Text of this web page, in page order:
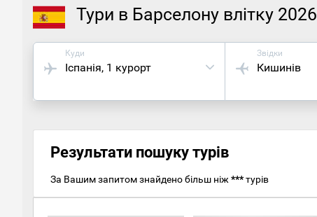
Тури в Барселону влітку 2026
Куди
Іспанія, 1 курорт
Звідки
Кишинів
Результати пошуку турів
За Вашим запитом знайдено більш ніж ***турів